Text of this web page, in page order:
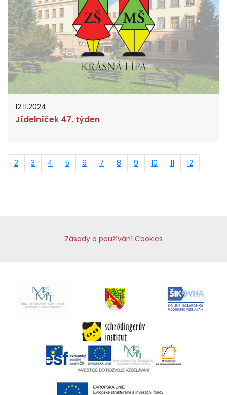
12.11.2024
Jídelníček 47. týden
2 3 4 5 6 7 8 9 10 11 12
Zásady o používání Cookies